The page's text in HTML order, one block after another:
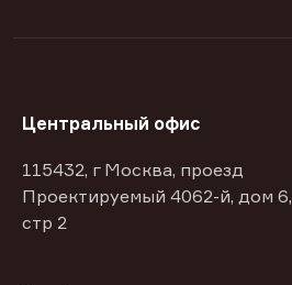
Центральный офис
115432, г Москва, проезд
Проектируемый 4062-й, дом 6,
стр 2